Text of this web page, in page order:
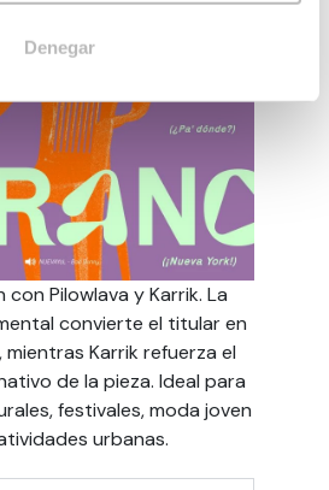
Denegar
Pilowlava y Karrik. La
convierte el titular en
Karrik refuerza el
de la pieza. Ideal para
festivales, moda joven
urbanas.